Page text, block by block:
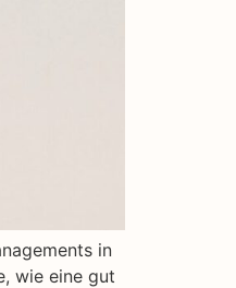
in
wie eine gut